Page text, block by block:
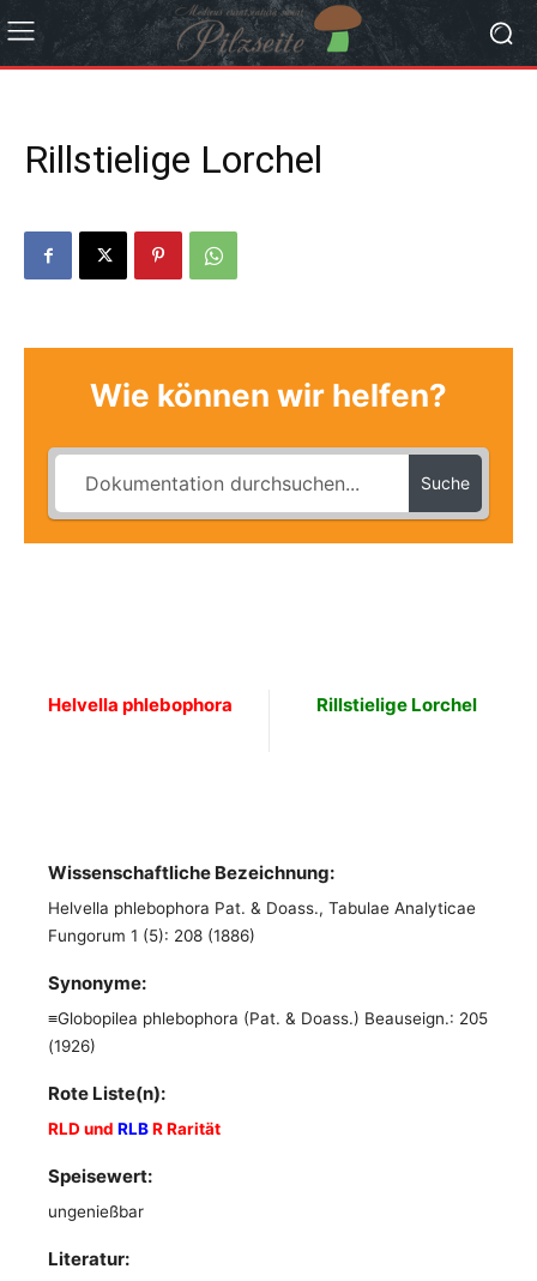
Rillstielige Lorchel
Wie können wir helfen?
Suche
Helvella phlebophora Rillstielige Lorchel
Wissenschaftliche Bezeichnung:
Helvella phlebophora Pat. & Doass., Tabulae Analyticae
Fungorum 1 (5): 208 (1886)
Synonyme:
≡Globopilea phlebophora (Pat. & Doass.) Beauseign.: 205
(1926)
Rote Liste(n):
RLD und RLBR Rarität
Speisewert:
ungenießbar
Literatur: